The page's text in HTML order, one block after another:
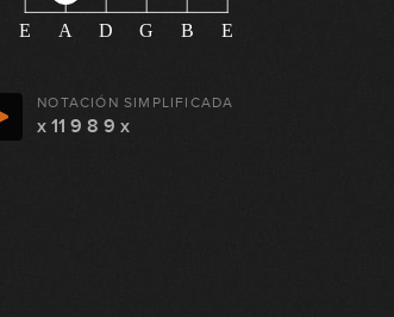
E A D G B E
NOTACIÓN SIMPLIFICADA
x 11 9 8 9 x